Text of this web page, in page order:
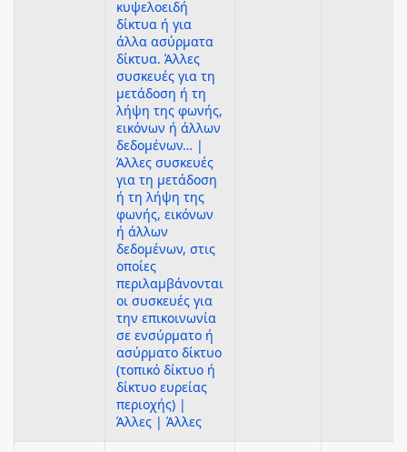
κυψελοειδή
δίκτυα ή για
άλλα ασύρματα
δίκτυα. Άλλες
συσκευές για τη
μετάδοση ή τη
λήψη της φωνής,
εικόνων ή άλλων
δεδομένων… |
Άλλες συσκευές
για τη μετάδοση
ή τη λήψη της
φωνής, εικόνων
ή άλλων
δεδομένων, στις
οποίες
περιλαμβάνονται
οι συσκευές για
την επικοινωνία
σε ενσύρματο ή
ασύρματο δίκτυο
(τοπικό δίκτυο ή
δίκτυο ευρείας
περιοχής) |
Άλλες | Άλλες